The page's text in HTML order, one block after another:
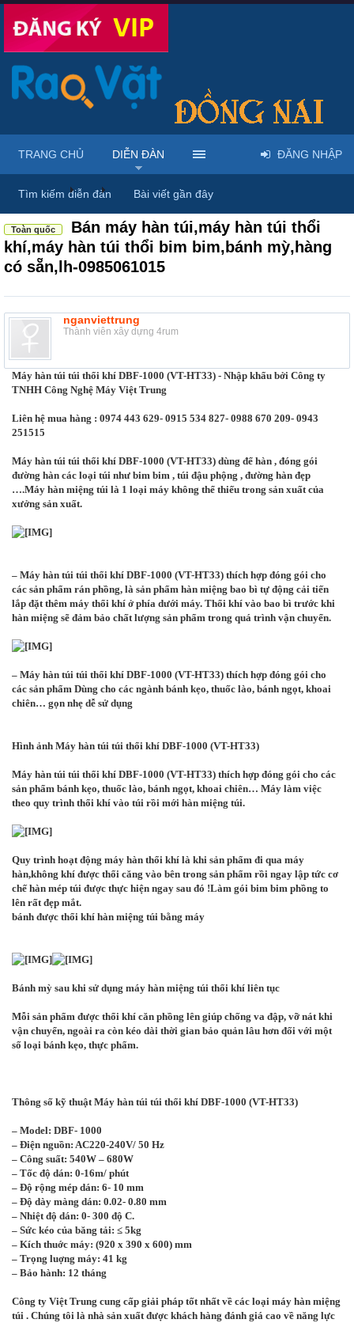
Diễn đàn ... Máy móc & thiết bị công nông nghiệp
Toàn quốc
Bán máy hàn túi,máy hàn túi thổi
khí,máy hàn túi thổi bim bim,bánh mỳ,hàng
có sẵn,lh-0985061015
nganviettrung
Thành viên xây dựng 4rum
Máy hàn túi túi thổi khí DBF-1000 (VT-HT33) - Nhập khẩu bởi Công ty
TNHH Công Nghệ Máy Việt Trung
Liên hệ mua hàng : 0974 443 629- 0915 534 827- 0988 670 209- 0943
251515
Máy hàn túi túi thổi khí DBF-1000 (VT-HT33) dùng để hàn , đóng gói
đường hàn các loại túi như bim bim , túi đậu phộng , đường hàn đẹp
….Máy hàn miệng túi là 1 loại máy không thể thiếu trong sản xuất của
xưởng sản xuất.
– Máy hàn túi túi thổi khí DBF-1000 (VT-HT33) thích hợp đóng gói cho
các sản phẩm rán phồng, là sản phẩm hàn miệng bao bì tự động cải tiến
lắp đặt thêm máy thổi khí ở phía dưới máy. Thổi khí vào bao bì trước khi
hàn miệng sẽ đảm bảo chất lượng sản phẩm trong quá trình vận chuyển.
– Máy hàn túi túi thổi khí DBF-1000 (VT-HT33) thích hợp đóng gói cho
các sản phẩm Dùng cho các ngành bánh kẹo, thuốc lào, bánh ngọt, khoai
chiên… gọn nhẹ dễ sử dụng
Hình ảnh Máy hàn túi túi thổi khí DBF-1000 (VT-HT33)
Máy hàn túi túi thổi khí DBF-1000 (VT-HT33) thích hợp đóng gói cho các
sản phẩm bánh kẹo, thuốc lào, bánh ngọt, khoai chiên… Máy làm việc
theo quy trình thổi khí vào túi rồi mới hàn miệng túi.
Quy trình hoạt động máy hàn thổi khí là khi sản phẩm đi qua máy
hàn,không khí được thổi căng vào bên trong sản phẩm rồi ngay lập tức cơ
chế hàn mép túi được thực hiện ngay sau đó !Làm gói bim bim phồng to
lên rất đẹp mắt.
bánh được thổi khí hàn miệng túi bằng máy
Bánh mỳ sau khi sử dụng máy hàn miệng túi thổi khí liên tục
Mỗi sản phẩm được thổi khí căn phồng lên giúp chống va đập, vỡ nát khi
vận chuyển, ngoài ra còn kéo dài thời gian bảo quản lâu hơn đối với một
số loại bánh kẹo, thực phẩm.
Thông số kỹ thuật Máy hàn túi túi thổi khí DBF-1000 (VT-HT33)
– Model: DBF- 1000
– Điện nguồn: AC220-240V/ 50 Hz
– Công suất: 540W – 680W
– Tốc độ dán: 0-16m/ phút
– Độ rộng mép dán: 6- 10 mm
– Độ dày màng dán: 0.02- 0.80 mm
– Nhiệt độ dán: 0- 300 độ C.
– Sức kéo của băng tải: ≤ 5kg
– Kích thuớc máy: (920 x 390 x 600) mm
– Trọng luợng máy: 41 kg
– Bảo hành: 12 tháng
Công ty Việt Trung cung cấp giải pháp tốt nhất về các loại máy hàn miệng
túi . Chúng tôi là nhà sản xuất được khách hàng đánh giá cao về năng lực
TRANG CHỦ DIỄN ĐÀN
Tìm kiếm diễn đàn Bài viết gần đây
ĐĂNG NHẬP